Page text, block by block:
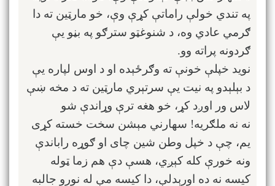
په تندي خولې راماتې کړې وې، خو مارټین ته دا
ګرمي عادي وه، د شنوغټو سترګو په بڼو یې
ګردونه پراته وو.
نوید خپلې خونې ته وګرځېده او د اوس لپاره یې
د بېلېدو په نیت یې سرتېري مارټین ته د مخه ښې
لاس ور اوږد کړ، خو هغه ترې وړاندې شو
نه نه ملګریه! سهارني مېشن سخت خسته کړی
یم، چې د خپل وطن شین چای او ګوړه راباندې
ونه خورې کله کېږي، هسې دې هم زما ټوله
کیسه نه ده اورېدلې، دا کیسه مې له نورو جالبه